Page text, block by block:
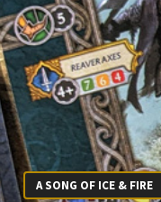
A SONG OF ICE & FIRE